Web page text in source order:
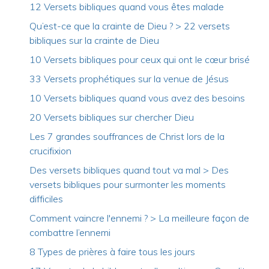
12 Versets bibliques quand vous êtes malade
Qu’est-ce que la crainte de Dieu ? > 22 versets
bibliques sur la crainte de Dieu
10 Versets bibliques pour ceux qui ont le cœur brisé
33 Versets prophétiques sur la venue de Jésus
10 Versets bibliques quand vous avez des besoins
20 Versets bibliques sur chercher Dieu
Les 7 grandes souffrances de Christ lors de la
crucifixion
Des versets bibliques quand tout va mal > Des
versets bibliques pour surmonter les moments
difficiles
Comment vaincre l'ennemi ? > La meilleure façon de
combattre l’ennemi
8 Types de prières à faire tous les jours